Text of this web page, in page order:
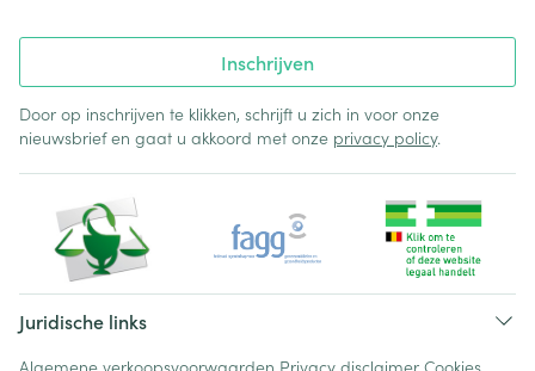
Inschrijven
Door op inschrijven te klikken, schrijft u zich in voor onze
nieuwsbrief en gaat u akkoord met onze privacy policy.
Juridische links
Algemene verkoopsvoorwaarden Privacy disclaimer Cookies